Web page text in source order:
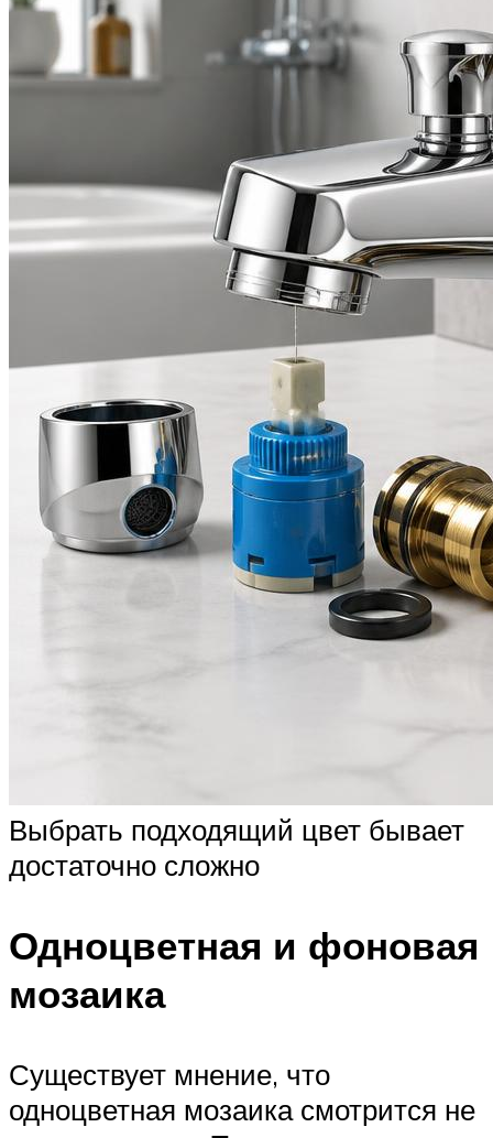
Выбрать подходящий цвет бывает
достаточно сложно
Одноцветная и фоновая
мозаика
Существует мнение, что
одноцветная мозаика смотрится не